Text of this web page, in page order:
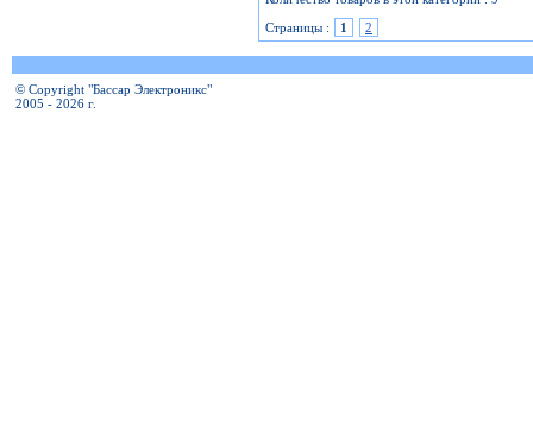
Страницы :
1 2
© Copyright "Бассар Электроникс"
2005 - 2026 г.